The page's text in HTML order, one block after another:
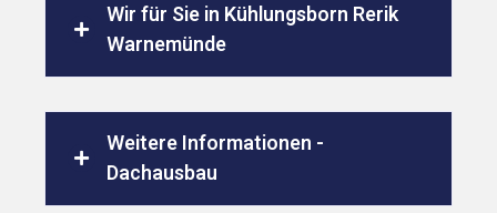
Wir für Sie in Kühlungsborn Rerik
Warnemünde
Weitere Informationen -
Dachausbau